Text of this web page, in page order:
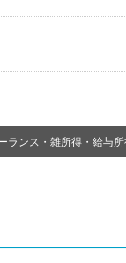
ランス・雑所得・給与